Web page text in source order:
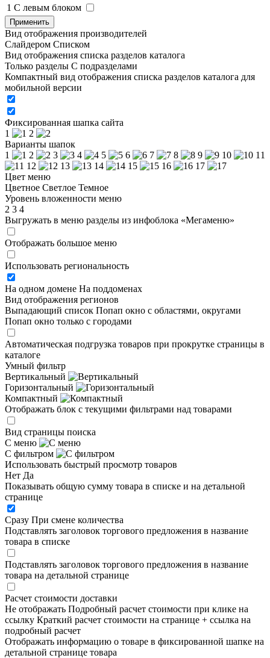
1 C левым блоком
Применить
Вид отображения производителей
Слайдером Списком
Вид отображения списка разделов каталога
Только разделы С подразделами
Компактный вид отображения списка разделов каталога для
мобильной версии
Фиксированная шапка сайта
1
2
Варианты шапок
1
2 3 4 5 6 7 8 9 10
11
12
13 14 15 16
17
Цвет меню
Цветное Светлое Темное
Уровень вложенности меню
2 3 4
Выгружать в меню разделы из инфоблока «Мегаменю»
Отображать большое меню
Использовать региональность
На одном домене На поддоменах
Вид отображения регионов
Выпадающий список Попап окно c областями, округами
Попап окно только с городами
Автоматическая подгрузка товаров при прокрутке страницы в
каталоге
Умный фильтр
Вертикальный
Горизонтальный
Компактный
Отображать блок с текущими фильтрами над товарами
Вид страницы поиска
С меню
С фильтром
Использовать быстрый просмотр товаров
Нет Да
Показывать общую сумму товара в списке и на детальной
странице
Сразу При смене количества
Подставлять заголовок торгового предложения в название
товара в списке
Подставлять заголовок торгового предложения в название
товара на детальной странице
Расчет стоимости доставки
Не отображать Подробный расчет стоимости при клике на
ссылку Краткий расчет стоимости на странице + ссылка на
подробный расчет
Отображать информацию о товаре в фиксированной шапке на
детальной странице товара